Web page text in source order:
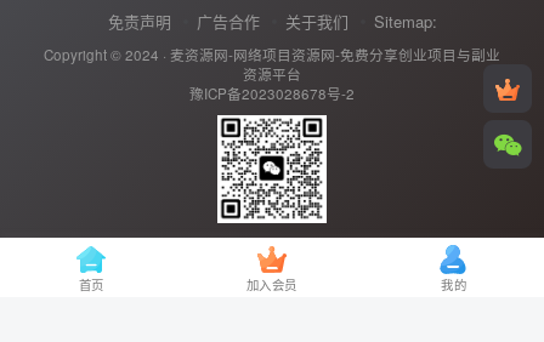
免责声明 广告合作 关于我们 Sitemap:
Copyright © 2024 · 麦资源网-网络项目资源网-免费分享创业项目与副业
资源平台
豫ICP备2023028678号-2
扫码加微信
65795539
首页 加入会员 我的